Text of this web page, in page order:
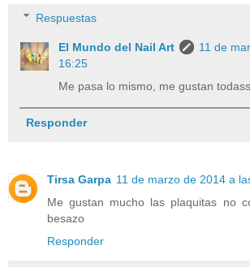
Respuestas
El Mundo del Nail Art
11 de
16:25
Me pasa lo mismo, me gustan
Responder
Tirsa Garpa 11 de marzo de 2014 a
Me gustan mucho las plaquitas no
besazo
Responder